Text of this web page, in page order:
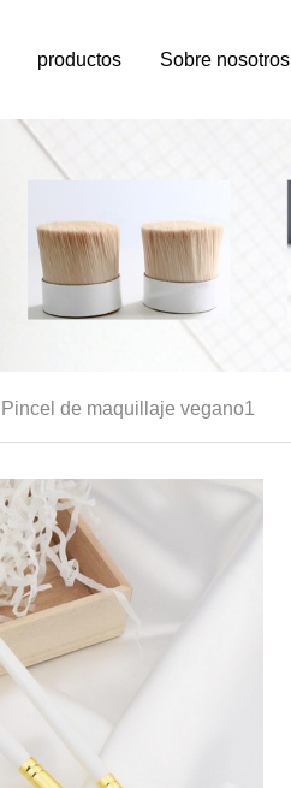
productos Sobre nosotros
Pincel de maquillaje vegano1